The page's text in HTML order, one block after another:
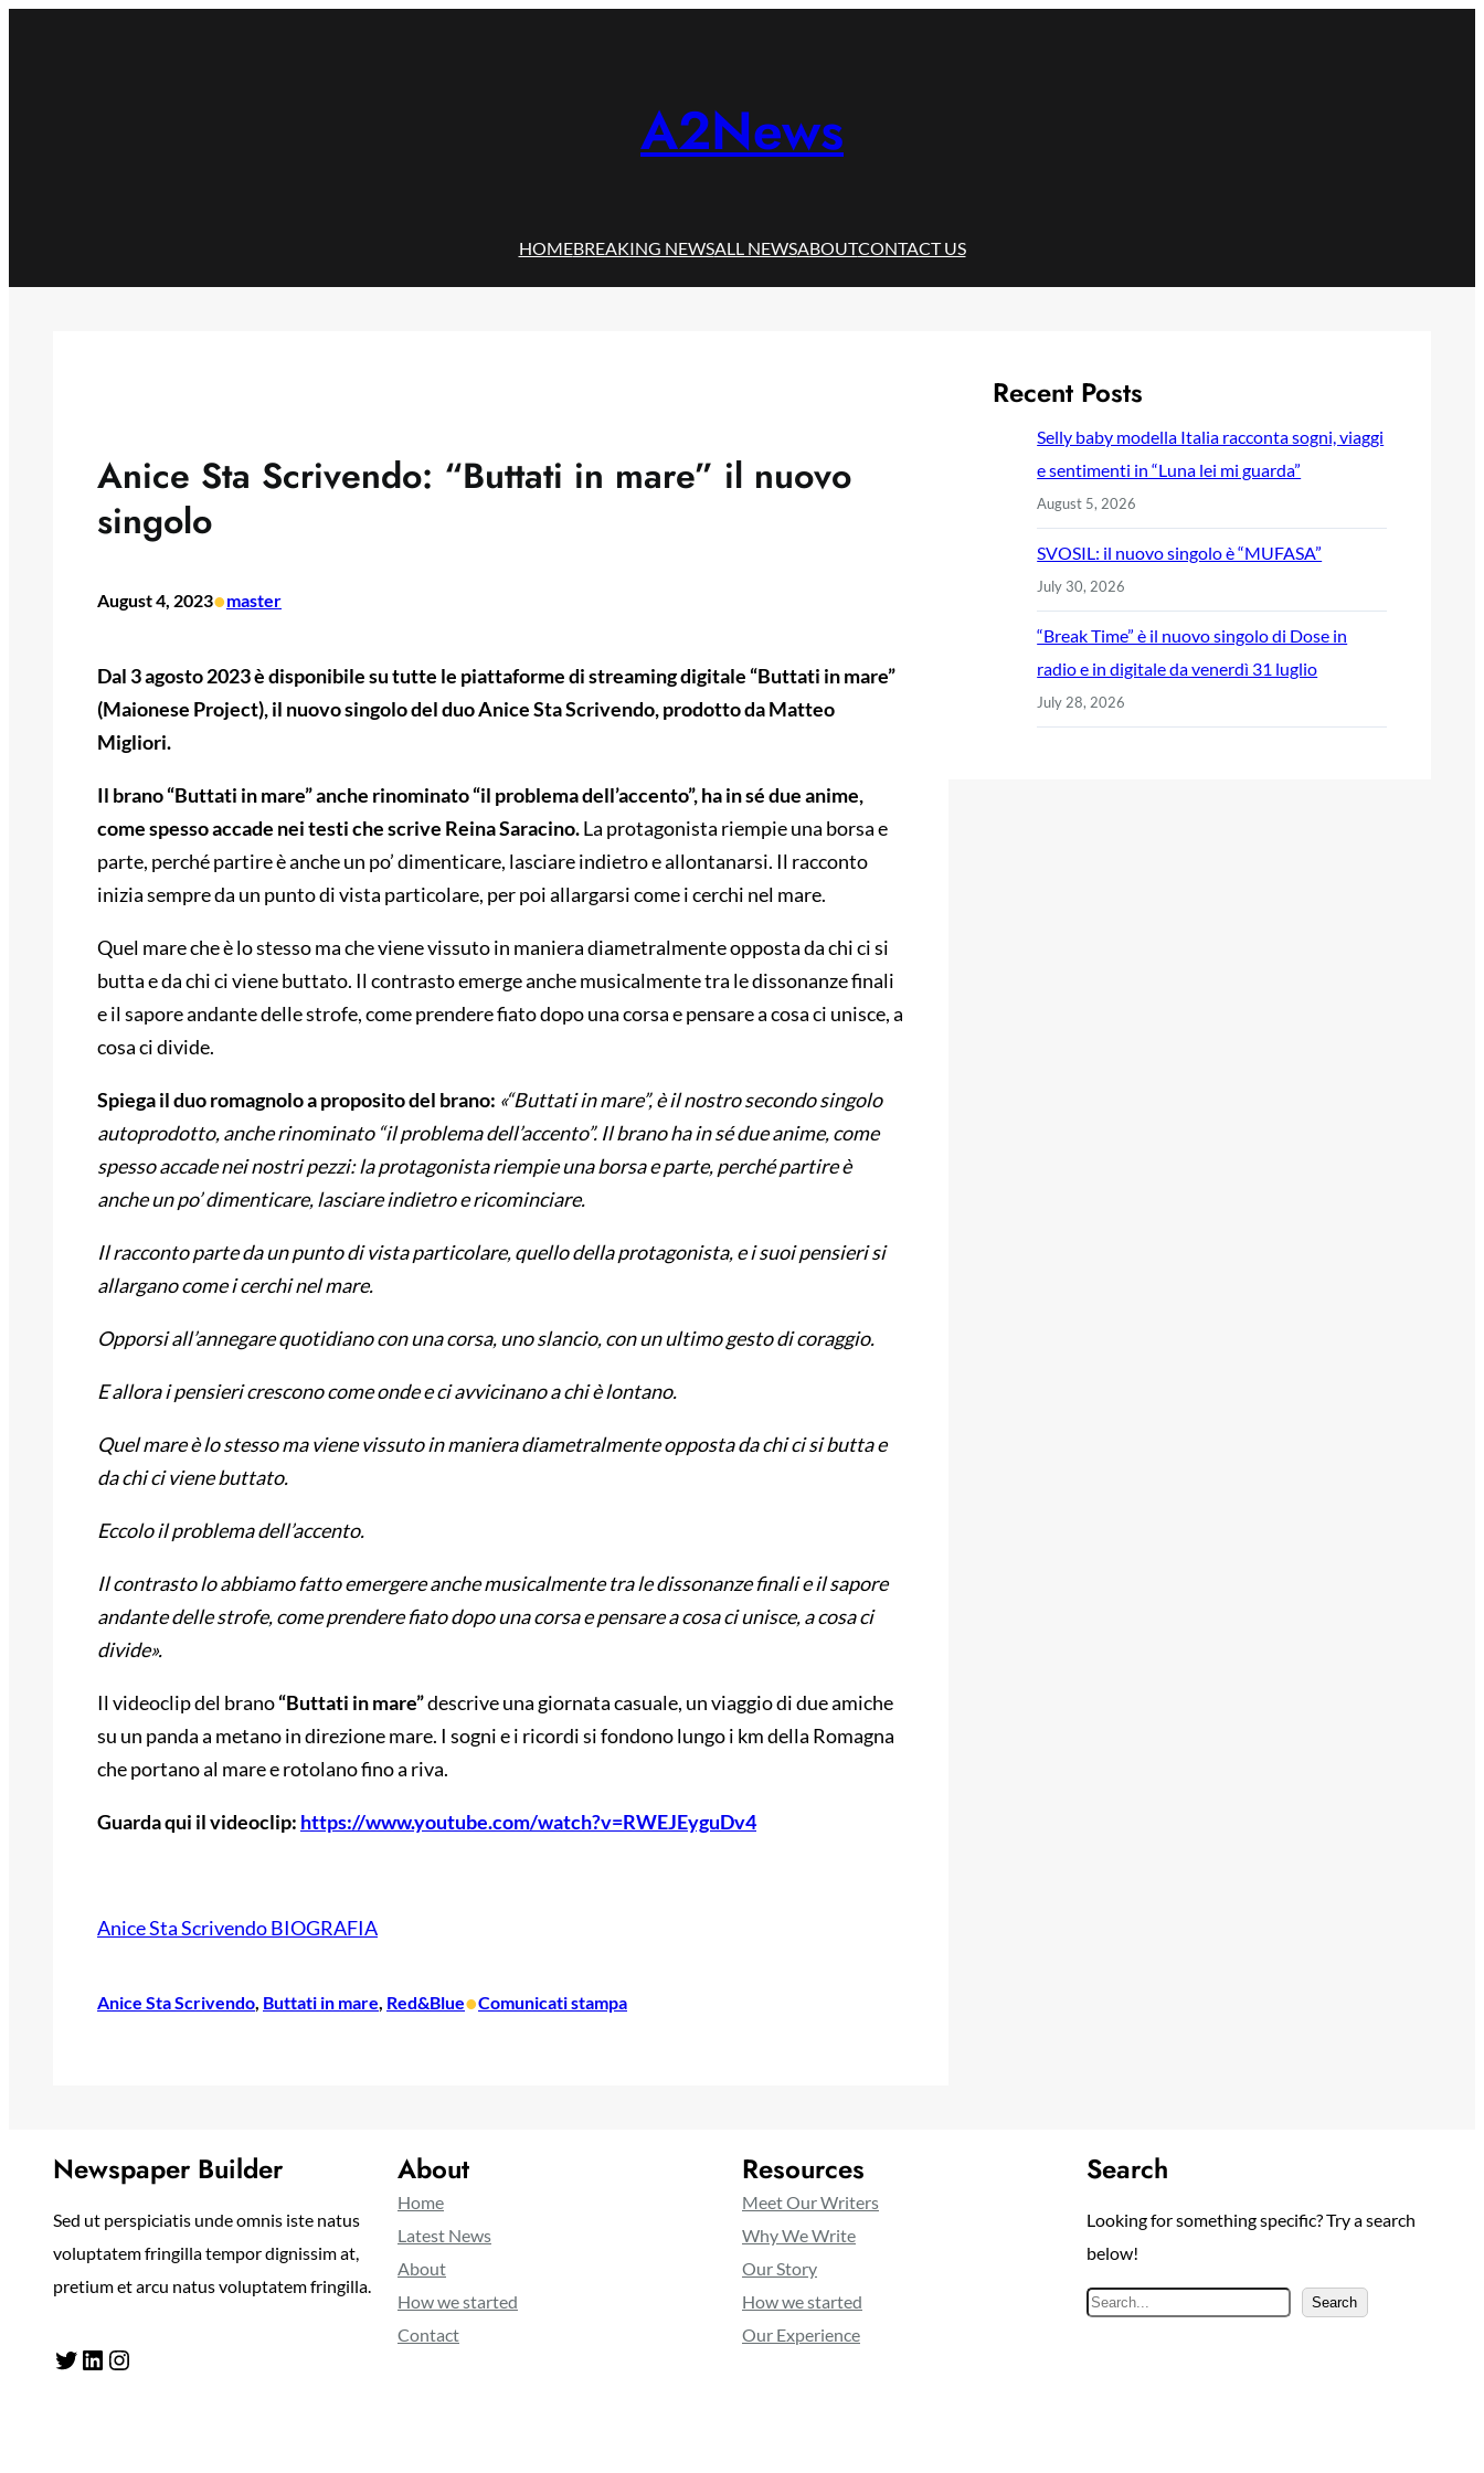
A2News
HOMEBREAKING NEWSALL NEWSABOUTCONTACT US
Anice Sta Scrivendo: “Buttati in mare” il nuovo
singolo
August 4, 2023•master
Dal 3 agosto 2023 è disponibile su tutte le piattaforme di streaming digitale “Buttati in mare”
(Maionese Project), il nuovo singolo del duo Anice Sta Scrivendo, prodotto da Matteo
Migliori.
Il brano “Buttati in mare” anche rinominato “il problema dell’accento”, ha in sé due anime,
come spesso accade nei testi che scrive Reina Saracino.La protagonista riempie una borsa e
parte, perché partire è anche un po’ dimenticare, lasciare indietro e allontanarsi. Il racconto
inizia sempre da un punto di vista particolare, per poi allargarsi come i cerchi nel mare.
Quel mare che è lo stesso ma che viene vissuto in maniera diametralmente opposta da chi ci si
butta e da chi ci viene buttato. Il contrasto emerge anche musicalmente tra le dissonanze finali
e il sapore andante delle strofe, come prendere fiato dopo una corsa e pensare a cosa ci unisce, a
cosa ci divide.
Spiega il duo romagnolo a proposito del brano: «“Buttati in mare”, è il nostro secondo singolo
autoprodotto, anche rinominato “il problema dell’accento”. Il brano ha in sé due anime, come
spesso accade nei nostri pezzi: la protagonista riempie una borsa e parte, perché partire è
anche un po’ dimenticare, lasciare indietro e ricominciare.
Il racconto parte da un punto di vista particolare, quello della protagonista, e i suoi pensieri si
allargano come i cerchi nel mare.
Opporsi all’annegare quotidiano con una corsa, uno slancio, con un ultimo gesto di coraggio.
E allora i pensieri crescono come onde e ci avvicinano a chi è lontano.
Quel mare è lo stesso ma viene vissuto in maniera diametralmente opposta da chi ci si butta e
da chi ci viene buttato.
Eccolo il problema dell’accento.
Il contrasto lo abbiamo fatto emergere anche musicalmente tra le dissonanze finali e il sapore
andante delle strofe, come prendere fiato dopo una corsa e pensare a cosa ci unisce, a cosa ci
divide».
Il videoclip del brano“Buttati in mare”descrive una giornata casuale, un viaggio di due amiche
su un panda a metano in direzione mare. I sogni e i ricordi si fondono lungo i km della Romagna
che portano al mare e rotolano fino a riva.
Guarda qui il videoclip: https://www.youtube.com/watch?v=RWEJEyguDv4
Anice Sta Scrivendo BIOGRAFIA
Anice Sta Scrivendo, Buttati in mare, Red&Blue•Comunicati stampa
Recent Posts
Selly baby modella Italia racconta sogni, viaggi
e sentimenti in “Luna lei mi guarda”
August 5, 2026
SVOSIL: il nuovo singolo è “MUFASA”
July 30, 2026
“Break Time” è il nuovo singolo di Dose in
radio e in digitale da venerdì 31 luglio
July 28, 2026
Newspaper Builder
Sed ut perspiciatis unde omnis iste natus
voluptatem fringilla tempor dignissim at,
pretium et arcu natus voluptatem fringilla.
Twitter LinkedIn Instagram
About
Home
Latest News
About
How we started
Contact
Resources
Meet Our Writers
Why We Write
Our Story
How we started
Our Experience
Search
Looking for something specific? Try a search
below!
S
Search